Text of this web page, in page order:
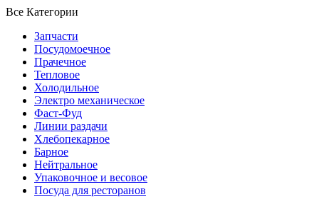
Все Категории
Запчасти
Посудомоечное
Прачечное
Тепловое
Холодильное
Электро механическое
Фаст-Фуд
Линии раздачи
Хлебопекарное
Барное
Нейтральное
Упаковочное и весовое
Посуда для ресторанов